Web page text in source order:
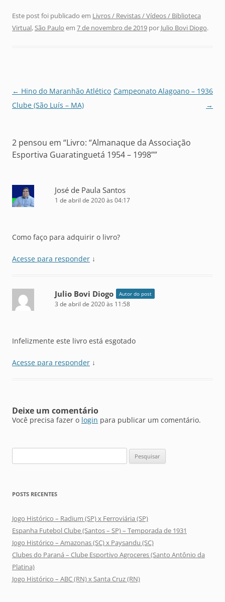
Este post foi publicado em Livros / Revistas / Vídeos / Biblioteca
Virtual,São Paulo em 7 de novembro de 2019 por Julio Bovi Diogo.
Navegação
de
← Hino do Maranhão Atlético
Clube (São Luís – MA)
Campeonato Alagoano – 1936
→
2 pensou em “Livro: “Almanaque da Associação
Esportiva Guaratinguetá 1954 – 1998””
José de Paula Santos
1 de abril de 2020 às 04:17
Como faço para adquirir o livro?
Acesse para responder ↓
Julio Bovi Diogo Autor do post
3 de abril de 2020 às 11:58
Infelizmente este livro está esgotado
Acesse para responder ↓
Deixe um comentário
Você precisa fazer o login para publicar um comentário.
por:
POSTS RECENTES
Jogo Histórico – Radium (SP) x Ferroviária (SP)
Espanha Futebol Clube (Santos – SP) – Temporada de 1931
Jogo Histórico – Amazonas (SC) x Paysandu (SC)
Clubes do Paraná – Clube Esportivo Agroceres (Santo Antônio da
Platina)
Jogo Histórico – ABC (RN) x Santa Cruz (RN)